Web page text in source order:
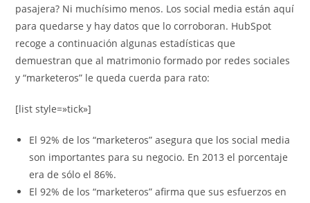
pasajera? Ni muchísimo menos. Los social media están aquí
para quedarse y hay datos que lo corroboran. HubSpot
recoge a continuación algunas estadísticas que
demuestran que al matrimonio formado por redes sociales
y “marketeros” le queda cuerda para rato:
[list style=»tick»]
El 92% de los “marketeros” asegura que los social media
son importantes para su negocio. En 2013 el porcentaje
era de sólo el 86%.
El 92% de los “marketeros” afirma que sus esfuerzos en